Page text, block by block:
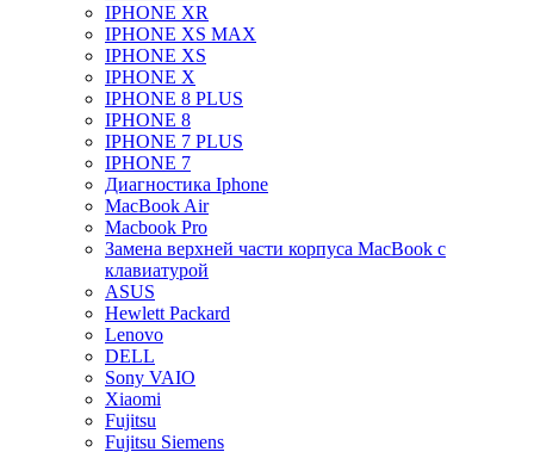
IPHONE XR
IPHONE XS MAX
IPHONE XS
IPHONE X
IPHONE 8 PLUS
IPHONE 8
IPHONE 7 PLUS
IPHONE 7
Диагностика Iphone
MacBook Air
Macbook Pro
Замена верхней части корпуса MacBook с
клавиатурой
ASUS
Hewlett Packard
Lenovo
DELL
Sony VAIO
Xiaomi
Fujitsu
Fujitsu Siemens